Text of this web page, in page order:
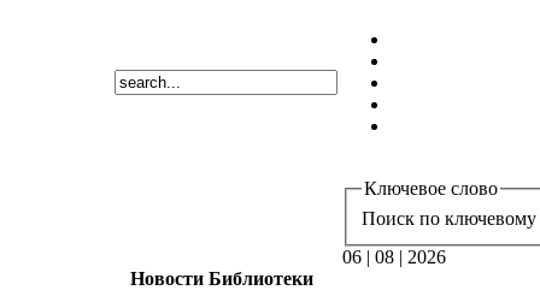
Ключевое слово
Поиск по ключевому
06 | 08 | 2026
Новости Библиотеки